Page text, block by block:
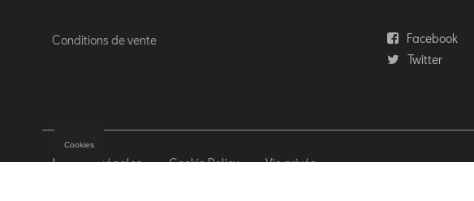
Conditions de vente Facebook
Twitter
Mentions légales Cookie Policy Vie privée
Cookies